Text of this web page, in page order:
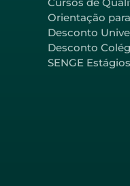
Cursos de
Orientação
Desconto
Desconto
SENGE Estágios